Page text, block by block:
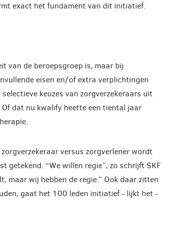
exact het fundament van dit initiatief.
van de beroepsgroep is, maar bij
eisen en/of extra verplichtingen
keuzes van zorgverzekeraars uit
dat nu kwalify heette een tiental jaar
versus zorgverlener wordt
getekend. “We willen regie”, zo schrijft SKF
maar wij hebben de regie.” Ook daar zitten
gaat het 100 leden initiatief - lijkt het -